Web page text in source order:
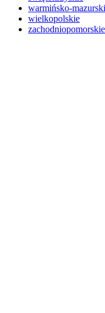
warmińsko-
wielkopolskie
zachodniopomorskie